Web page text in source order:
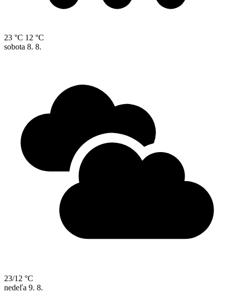
23 °C 12 °C
sobota 8. 8.
23/12 °C
nedeľa 9. 8.